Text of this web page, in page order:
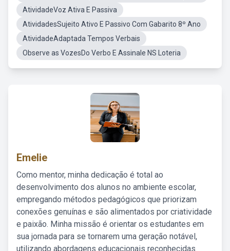
AtividadeVoz Ativa E Passiva
AtividadesSujeito Ativo E Passivo Com Gabarito 8º Ano
AtividadeAdaptada Tempos Verbais
Observe as VozesDo Verbo E Assinale NS Loteria
Emelie
Como mentor, minha dedicação é total ao
desenvolvimento dos alunos no ambiente escolar,
empregando métodos pedagógicos que priorizam
conexões genuínas e são alimentados por criatividade
e paixão. Minha missão é orientar os estudantes em
sua jornada para se tornarem uma geração notável,
utilizando abordagens educacionais reconhecidas